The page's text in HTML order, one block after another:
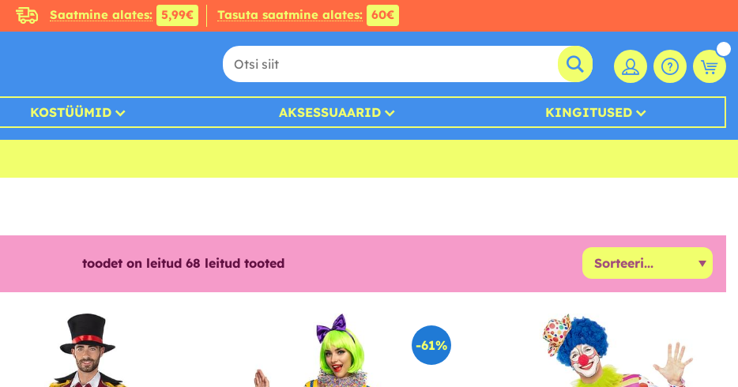
Saatmine alates: 5,99€ Tasuta saatmine alates: 60€
KOSTÜÜMID AKSESSUAARID KINGITUSED
toodet on leitud 68 leitud tooted
-61%